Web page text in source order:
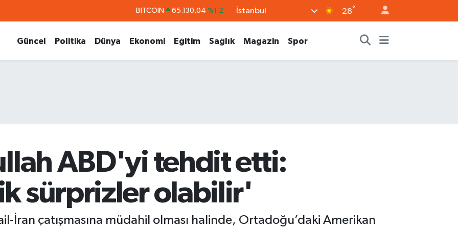
BITCOIN 65.130,04 %1.2
55,1652 %0.27
İstanbul 28°
Güncel Politika Dünya Ekonomi Eğitim Sağlık Magazin Spor
ABD'yi tehdit etti:
sürprizler olabilir'
İran çatışmasına müdahil olması halinde, Ortadoğu’daki Amerikan